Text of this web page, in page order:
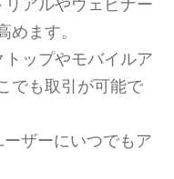
リアルやウェビナー
めます。
トップやモバイルア
でも取引が可能で
ーザーにいつでもア